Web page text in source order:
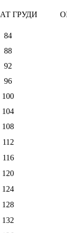
ГРУДИ
84
88
92
96
100
104
108
112
116
120
124
128
132